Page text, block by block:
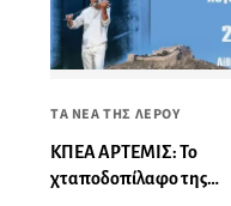
ΤΑ ΝΕΑ ΤΗΣ ΛΕΡΟΥ
ΚΠΕΑ ΑΡΤΕΜΙΣ: Το
χταποδοπίλαφο της